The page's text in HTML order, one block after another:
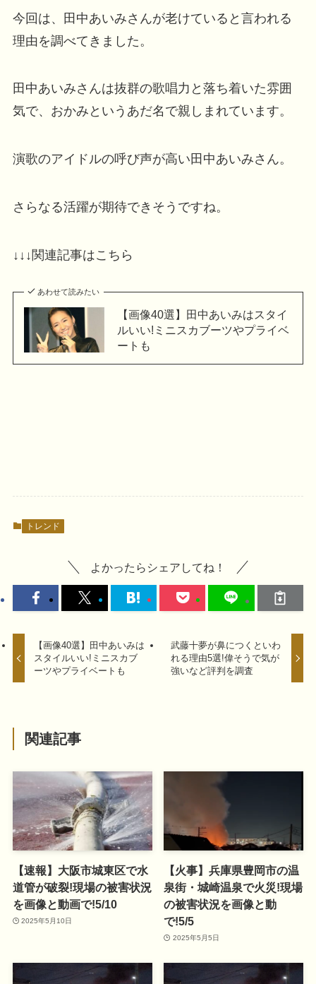
今回は、田中あいみさんが老けていると言われる
理由を調べてきました。
田中あいみさんは抜群の歌唱力と落ち着いた雰囲
気で、おかみというあだ名で親しまれています。
演歌のアイドルの呼び声が高い田中あいみさん。
さらなる活躍が期待できそうですね。
↓↓↓関連記事はこちら
あわせて読みたい
【画像40選】田中あいみはスタイ
ルいい!ミニスカブーツやプライベ
ートも
トレンド
よかったらシェアしてね！
【画像40選】田中あいみは
スタイルいい!ミニスカブ
ーツやプライベートも
武藤十夢が鼻につくといわ
れる理由5選!偉そうで気が
強いなど評判を調査
関連記事
【速報】大阪市城東区で水
道管が破裂!現場の被害状況
を画像と動画で!5/10
2025年5月10日
【火事】兵庫県豊岡市の温
泉街・城崎温泉で火災!現場
の被害状況を画像と動
で!5/5
2025年5月5日